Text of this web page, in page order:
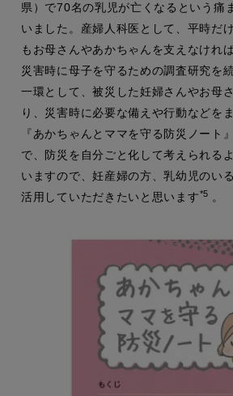
県）で70名の乳児が亡くなるという痛
いました。産婦人科医として、平時だ
もお母さんやあかちゃんを支えなけれ
災害時に母子を守るための調査研究を
一環として、被災した妊婦さんやお母
り、災害時に必要な備えや行動などを
『あかちゃんとママを守る防災ノート
で、防災を自分ごと化して考えられる
いますので、妊産婦の方、乳幼児のい
活用していただきたいと思います*5 。